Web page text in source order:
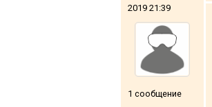
2019 21:39
1 сообщение
Календарь событий
Телеграм-канал
Гудаури
INFO